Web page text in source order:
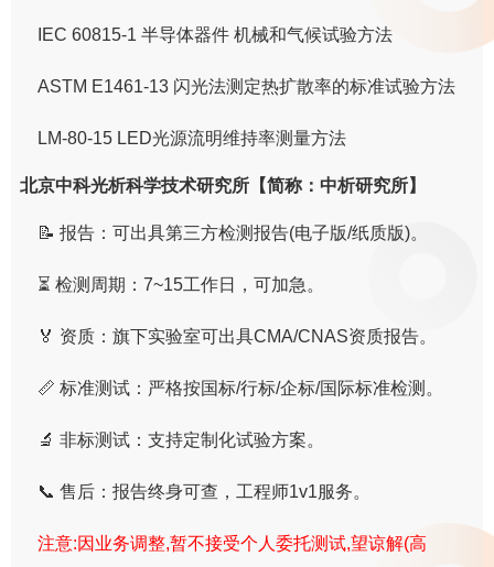
IEC 60815-1 半导体器件 机械和气候试验方法
ASTM E1461-13 闪光法测定热扩散率的标准试验方法
LM-80-15 LED光源流明维持率测量方法
北京中科光析科学技术研究所【简称：中析研究所】
📝 报告：可出具第三方检测报告(电子版/纸质版)。
⏳ 检测周期：7~15工作日，可加急。
🏅 资质：旗下实验室可出具CMA/CNAS资质报告。
📏 标准测试：严格按国标/行标/企标/国际标准检测。
🔬 非标测试：支持定制化试验方案。
📞 售后：报告终身可查，工程师1v1服务。
注意:因业务调整,暂不接受个人委托测试,望谅解(高